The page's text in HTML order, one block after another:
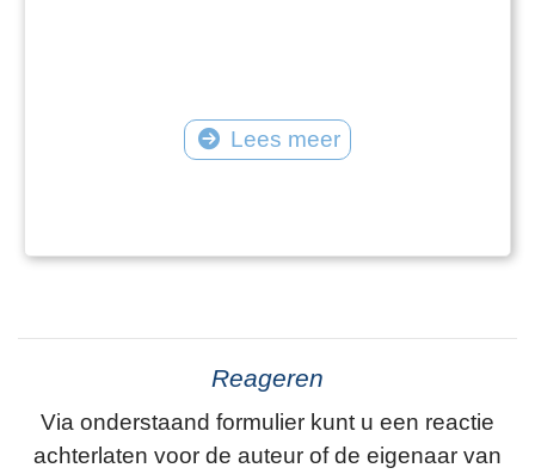
Lees meer
Reageren
Via onderstaand formulier kunt u een reactie
achterlaten voor de auteur of de eigenaar van